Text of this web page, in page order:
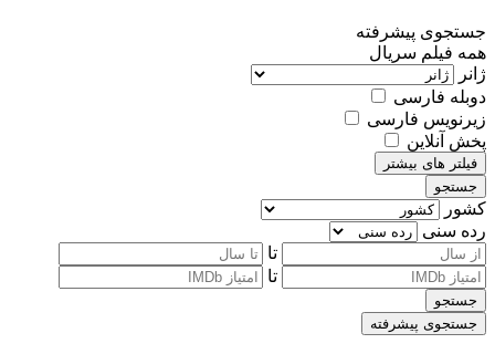
جستجوی پیشرفته
همه فیلم سریال
ژانر
دوبله فارسی
زیرنویس فارسی
پخش آنلاین
فیلتر های بیشتر
جستجو
کشور
رده سنی
تا
تا
جستجو
جستجوی پیشرفته